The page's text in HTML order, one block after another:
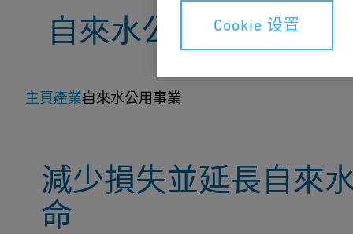
自來水公用事業
高效耐用的自來水管網在創建可持續未來中扮
龍頭的水流暢通。
主頁產業自來水公用事業
減少損失並延長自來
命
Cookie 设置